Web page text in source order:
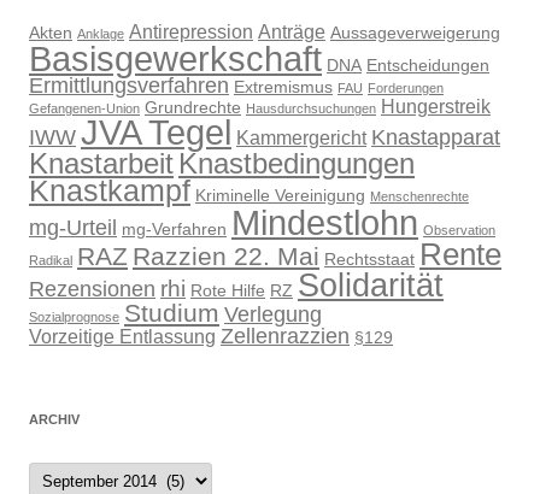
Akten Anklage Antirepression Anträge Aussageverweigerung
Basisgewerkschaft DNA Entscheidungen
Ermittlungsverfahren Extremismus FAU Forderungen
Gefangenen-Union Grundrechte Hausdurchsuchungen Hungerstreik
IWW JVA Tegel Kammergericht Knastapparat
Knastarbeit Knastbedingungen
Knastkampf Kriminelle Vereinigung Menschenrechte
mg-Urteil mg-Verfahren Mindestlohn Observation
Radikal RAZ Razzien 22. Mai Rechtsstaat Rente
Rezensionen rhi Rote Hilfe RZ Solidarität
Sozialprognose Studium Verlegung
Vorzeitige Entlassung Zellenrazzien §129
ARCHIV
Archiv